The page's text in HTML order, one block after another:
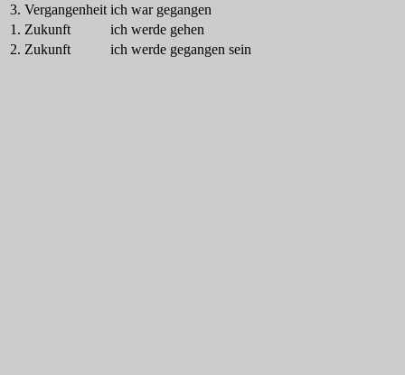
3. Vergangenheit ich war gegangen
1. Zukunft
ich werde gehen
2. Zukunft
ich werde gegangen sein